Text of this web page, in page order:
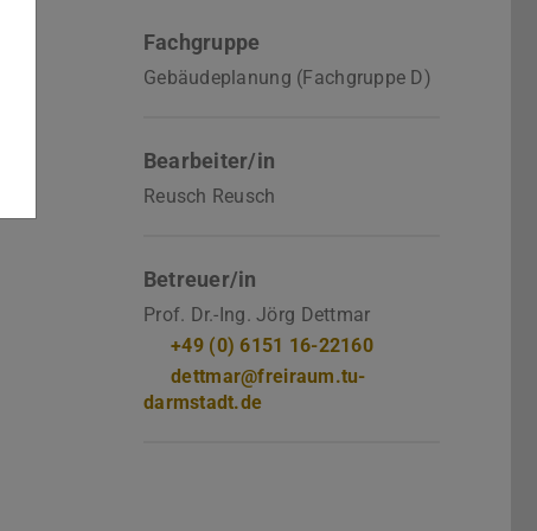
Fachgruppe
Gebäudeplanung (Fachgruppe D)
Bearbeiter/in
Reusch Reusch
Betreuer/in
Prof. Dr.-Ing. Jörg Dettmar
+49 (0) 6151 16-22160
dettmar@freiraum.tu-
darmstadt.de